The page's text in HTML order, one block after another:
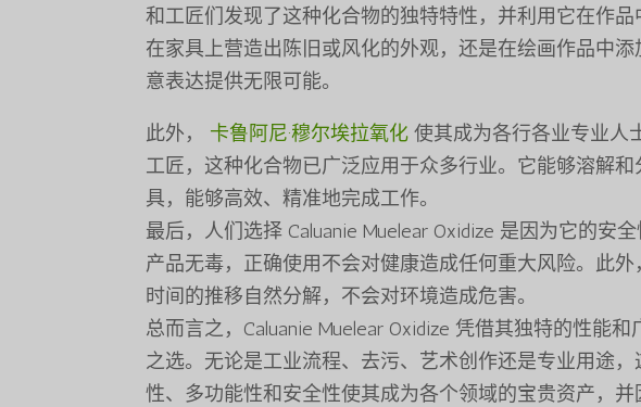
和工匠们发现了这种化合物的独特特性，并利用它在作
在家具上营造出陈旧或风化的外观，还是在绘画作品中添
意表达提供无限可能。
此外， 卡鲁阿尼·穆尔埃拉氧化 使其成为各行各业专业人
工匠，这种化合物已广泛应用于众多行业。它能够溶解
具，能够高效、精准地完成工作。
最后，人们选择 Caluanie Muelear Oxidize 是因为它的安
产品无毒，正确使用不会对健康造成任何重大风险。此
时间的推移自然分解，不会对环境造成危害。
总而言之，Caluanie Muelear Oxidize 凭借其独特的性能
之选。无论是工业流程、去污、艺术创作还是专业用途
性、多功能性和安全性使其成为各个领域的宝贵资产，并